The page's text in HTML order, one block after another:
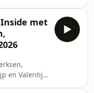
naam
in
for privacy
met
en Valentijn